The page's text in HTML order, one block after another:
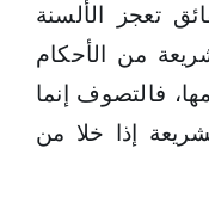
تعجز الألسنة
من الأحكام
فالتصوف إنما
إذا خلا من